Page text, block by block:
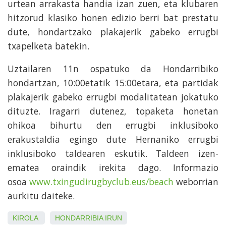
urtean arrakasta handia izan zuen, eta klubaren
hitzorud klasiko honen edizio berri bat prestatu
dute, hondartzako plakajerik gabeko errugbi
txapelketa batekin.
Uztailaren 11n ospatuko da Hondarribiko
hondartzan, 10:00etatik 15:00etara, eta partidak
plakajerik gabeko errugbi modalitatean jokatuko
dituzte. Iragarri dutenez, topaketa honetan
ohikoa bihurtu den errugbi inklusiboko
erakustaldia egingo dute Hernaniko errugbi
inklusiboko taldearen eskutik. Taldeen izen-
ematea oraindik irekita dago. Informazio
osoa www.txingudirugbyclub.eus/beach weborrian
aurkitu daiteke.
KIROLA HONDARRIBIA IRUN